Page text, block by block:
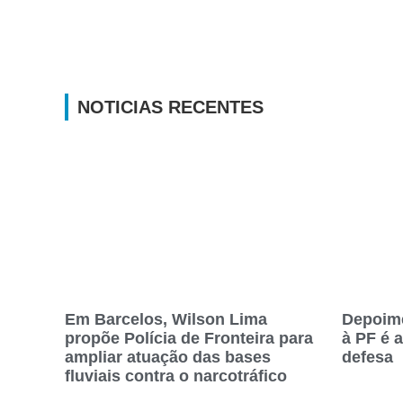
NOTICIAS RECENTES
Em Barcelos, Wilson Lima
propõe Polícia de Fronteira para
ampliar atuação das bases
fluviais contra o narcotráfico
à PF é
defesa